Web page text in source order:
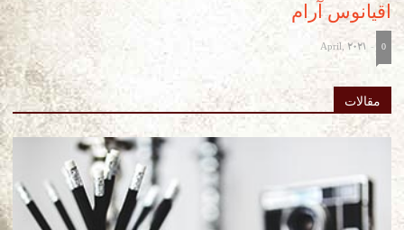
اقیانوس آرام
-
April, 2021 0
مقالات